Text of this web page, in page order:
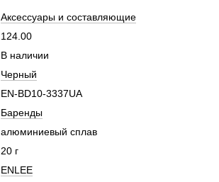
Аксессуары и составляющие
124.00
В наличии
Черный
EN-BD10-3337UA
Баренды
алюминиевый сплав
20 г
ENLEE